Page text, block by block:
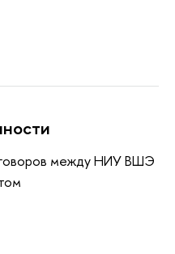
между НИУ ВШЭ